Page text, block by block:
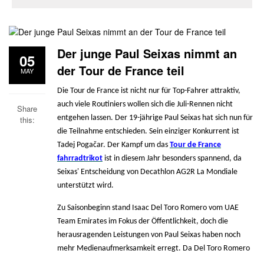
05
MAY
Share
this:
Der junge Paul Seixas nimmt an
der Tour de France teil
Die Tour de France ist nicht nur für Top-Fahrer attraktiv,
auch viele Routiniers wollen sich die Juli-Rennen nicht
entgehen lassen. Der 19-jährige Paul Seixas hat sich nun für
die Teilnahme entschieden. Sein einziger Konkurrent ist
Tadej Pogačar. Der Kampf um das Tour de France
fahrradtrikot ist in diesem Jahr besonders spannend, da
Seixas' Entscheidung von Decathlon AG2R La Mondiale
unterstützt wird.
Zu Saisonbeginn stand Isaac Del Toro Romero vom UAE
Team Emirates im Fokus der Öffentlichkeit, doch die
herausragenden Leistungen von Paul Seixas haben noch
mehr Medienaufmerksamkeit erregt. Da Del Toro Romero